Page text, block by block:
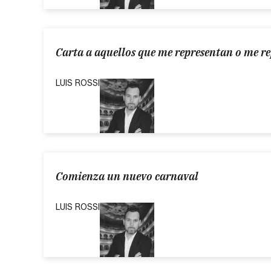
Carta a aquellos que me representan o me
LUIS ROSSI
Comienza un nuevo carnaval
LUIS ROSSI